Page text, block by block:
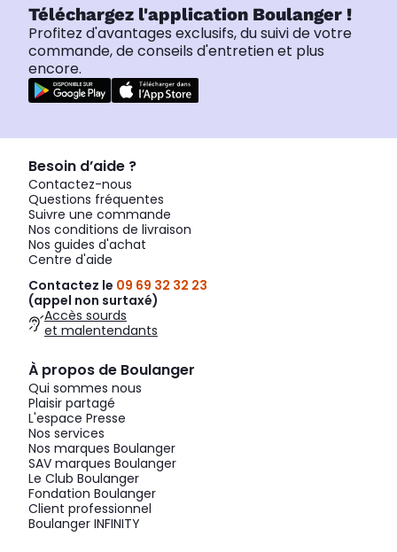
Téléchargez l'application Boulanger !
Profitez d'avantages exclusifs, du suivi de votre
commande, de conseils d'entretien et plus
encore.
Besoin d’aide ?
Contactez-nous
Questions fréquentes
Suivre une commande
Nos conditions de livraison
Nos guides d'achat
Centre d'aide
Contactez le 09 69 32 32 23
(appel non surtaxé)
Accès sourds
et malentendants
À propos de Boulanger
Qui sommes nous
Plaisir partagé
L'espace Presse
Nos services
Nos marques Boulanger
SAV marques Boulanger
Le Club Boulanger
Fondation Boulanger
Client professionnel
Boulanger INFINITY